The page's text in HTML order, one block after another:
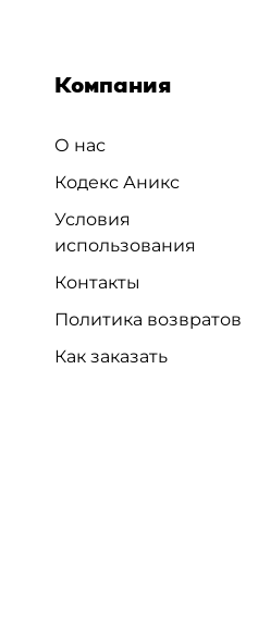
Компания
О нас
Кодекс Аникс
Условия
использования
Контакты
Политика возвратов
Как заказать